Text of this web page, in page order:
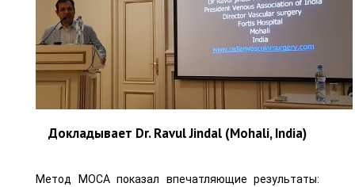
Докладывает Dr. Ravul Jindal (Mohali, India)
Метод MOCA показал впечатляющие результаты: